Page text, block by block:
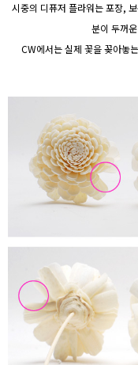
시중의 디퓨저 플라워는 포장,
분이 두꺼
CW에서는 실제 꽃을 꽂아놓